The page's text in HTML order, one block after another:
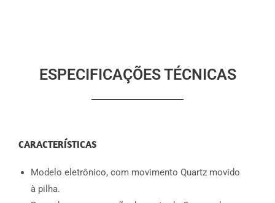
ESPECIFICAÇÕES TÉCNICAS
CARACTERÍSTICAS
Modelo eletrônico, com movimento Quartz movido
à pilha.